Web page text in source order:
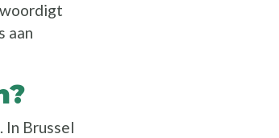
aan
In Brussel